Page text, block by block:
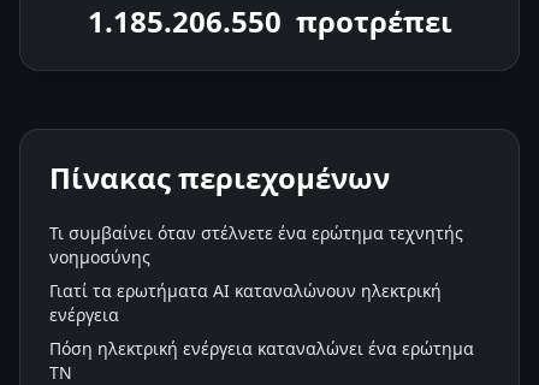
1.185.231.550 προτρέπει
Πίνακας περιεχομένων
Τι συμβαίνει όταν στέλνετε ένα ερώτημα τεχνητής
νοημοσύνης
Γιατί τα ερωτήματα AI καταναλώνουν ηλεκτρική
ενέργεια
Πόση ηλεκτρική ενέργεια καταναλώνει ένα ερώτημα
ΤΝ